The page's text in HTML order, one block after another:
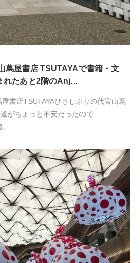
蔦屋書店 TSUTAYAで書籍・文
れたあと2階のAnj…
書店TSUTAYAひさしぶりの代官山蔦
がちょっと不安だったので
。…